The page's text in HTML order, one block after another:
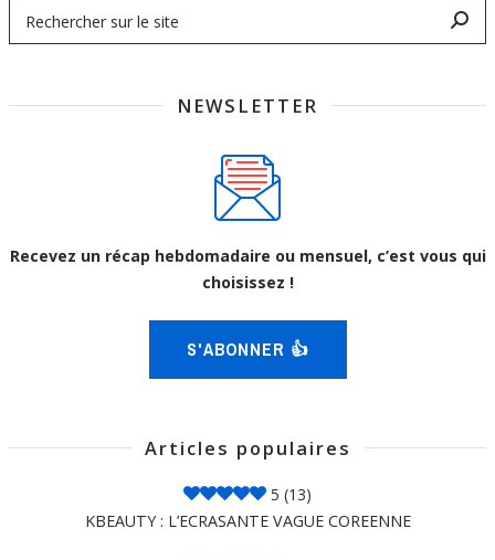
NEWSLETTER
Recevez un récap hebdomadaire ou mensuel, c’est vous qui
choisissez !
S'ABONNER 👍
Articles populaires
5 (13)
KBEAUTY : L’ECRASANTE VAGUE COREENNE